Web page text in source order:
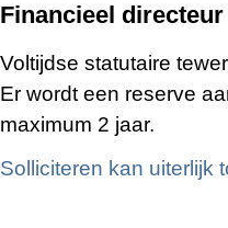
Financieel
Voltijdse statutaire
Er wordt een reserve
maximum 2 jaar.
Solliciteren kan uiterlijk